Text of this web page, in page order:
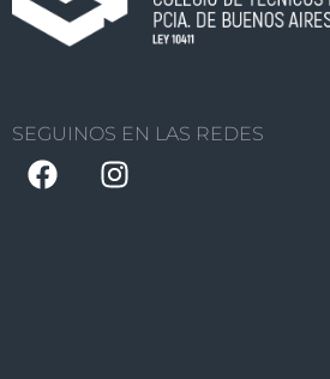
SEGUINOS EN LAS REDES